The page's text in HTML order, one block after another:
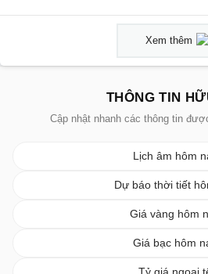
Xem thêm
THÔNG TIN
Cập nhật nhanh các thông tin
Lịch âm hôm
Dự báo thời tiết
Giá vàng hôm
Giá bạc hôm
Tỷ giá ngoại